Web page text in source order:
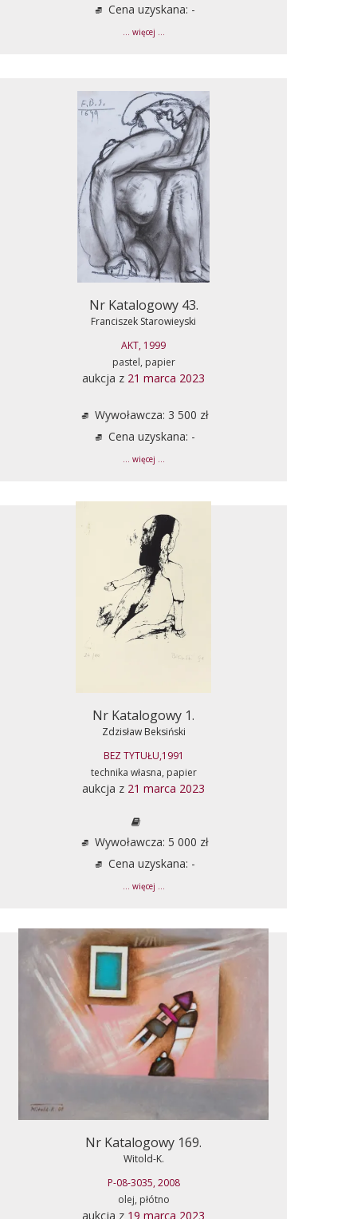
Cena uzyskana: -
... więcej ...
Nr Katalogowy 43.
Franciszek Starowieyski
AKT, 1999
pastel, papier
aukcja z 21 marca 2023
Wywoławcza: 3 500 zł
Cena uzyskana: -
... więcej ...
Nr Katalogowy 1.
Zdzisław Beksiński
BEZ TYTUŁU,1991
technika własna, papier
aukcja z 21 marca 2023
Wywoławcza: 5 000 zł
Cena uzyskana: -
... więcej ...
Nr Katalogowy 169.
Witold-K.
P-08-3035, 2008
olej, płótno
aukcja z 19 marca 2023